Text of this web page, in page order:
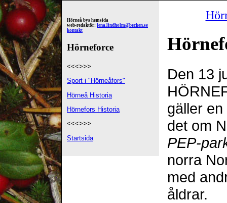
Hörneå bys hemsida
web-redaktör: lena.lindholm@becken.se
kontakt
Hörneforce
<<<>>>
Sport i "Hörneåfors"
Hörneå Historia
Hörnefors Historia
<<<>>>
Startsida
Den 13
gäller
det om
PEP-
norra
med
åldrar.